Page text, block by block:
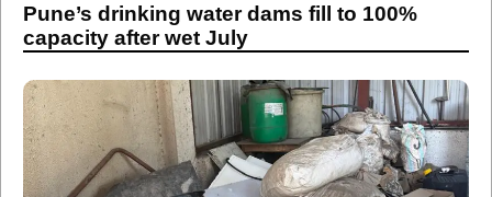
Pune’s drinking water dams fill to 100%
capacity after wet July